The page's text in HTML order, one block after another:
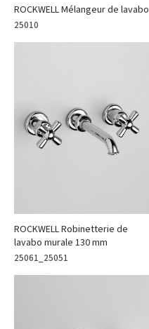
ROCKWELL Mélangeur de lavabo
25010
ROCKWELL Robinetterie de
lavabo murale 130 mm
25061_25051